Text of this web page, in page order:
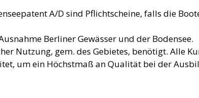
A/D sind Pflichtscheine, falls die
Berliner Gewässer und der Bodensee.
Nutzung, gem. des Gebietes, benötigt. Alle
um ein Höchstmaß an Qualität bei der